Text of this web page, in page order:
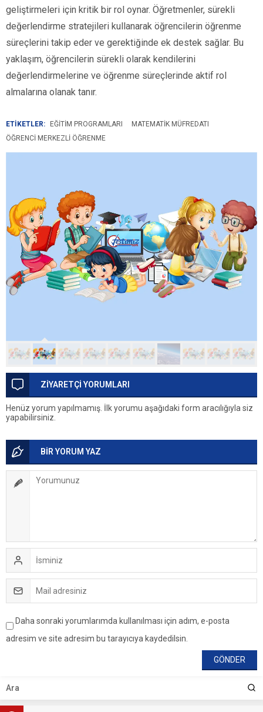
geliştirmeleri için kritik bir rol oynar. Öğretmenler, sürekli
değerlendirme stratejileri kullanarak öğrencilerin öğrenme
süreçlerini takip eder ve gerektiğinde ek destek sağlar. Bu
yaklaşım, öğrencilerin sürekli olarak kendilerini
değerlendirmelerine ve öğrenme süreçlerinde aktif rol
almalarına olanak tanır.
ETİKETLER: EĞITIM PROGRAMLARI
MATEMATIK MÜFREDATI
ÖĞRENCI MERKEZLI ÖĞRENME
ZİYARETÇİ YORUMLARI
Henüz yorum yapılmamış. İlk yorumu aşağıdaki form aracılığıyla siz
yapabilirsiniz.
BİR YORUM YAZ
Daha sonraki yorumlarımda kullanılması için adım, e-posta
adresim ve site adresim bu tarayıcıya kaydedilsin.